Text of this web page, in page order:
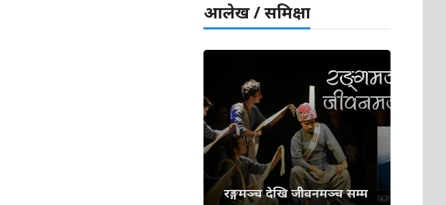
आलेख / समिक्षा
रङ्गमञ्च देखि जीवनमञ्च सम्म